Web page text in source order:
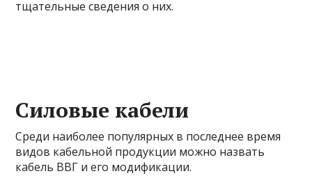
тщательные сведения о них.
Силовые кабели
Среди наиболее популярных в последнее время
видов кабельной продукции можно назвать
кабель ВВГ и его модификации.